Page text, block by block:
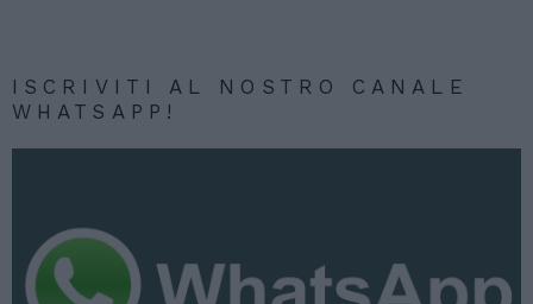
ISCRIVITI AL NOSTRO CANALE
WHATSAPP!